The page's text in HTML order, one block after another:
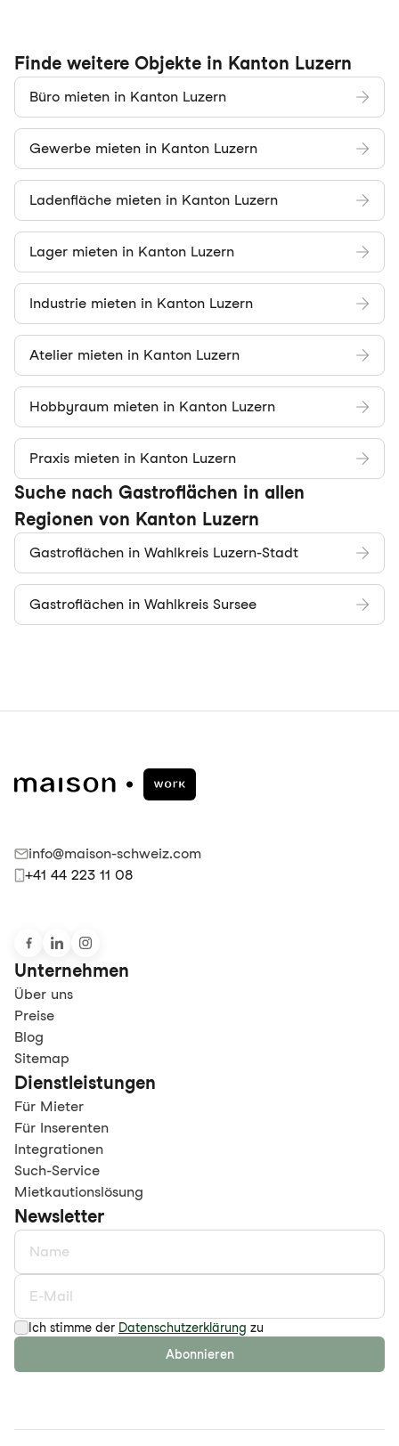
Finde weitere Objekte in Kanton Luzern
Büro mieten in Kanton Luzern
Gewerbe mieten in Kanton Luzern
Ladenfläche mieten in Kanton Luzern
Lager mieten in Kanton Luzern
Industrie mieten in Kanton Luzern
Atelier mieten in Kanton Luzern
Hobbyraum mieten in Kanton Luzern
Praxis mieten in Kanton Luzern
Suche nach Gastroflächen in allen
Regionen von Kanton Luzern
Gastroflächen in Wahlkreis Luzern-Stadt
Gastroflächen in Wahlkreis Sursee
info@maison-schweiz.com
+41 44 223 11 08
Unternehmen
Über uns
Preise
Blog
Sitemap
Dienstleistungen
Für Mieter
Für Inserenten
Integrationen
Such-Service
Mietkautionslösung
Newsletter
Ich stimme der Datenschutzerklärung zu
Abonnieren